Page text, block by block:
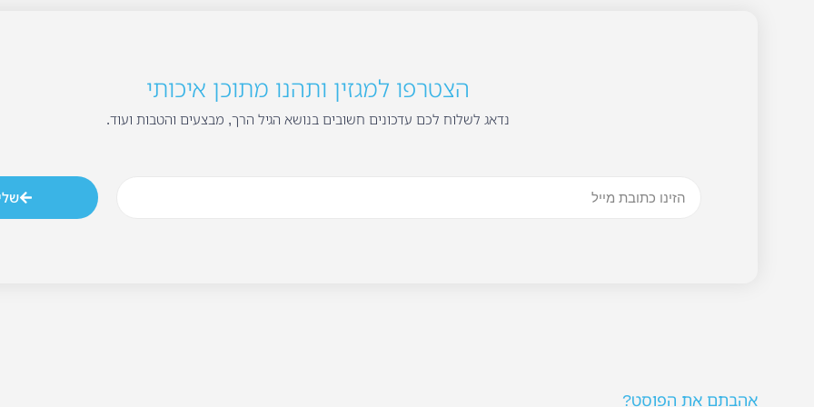
הצטרפו למגזין ותהנו מתוכן איכותי
נדאג לשלוח לכם עדכונים חשובים בנושא הגיל הרך, מבצעים והטבות ועוד.
אהבתם את הפוסט?